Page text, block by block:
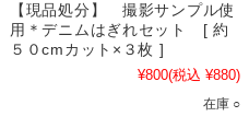
【現品処分】 撮影サンプル使
用＊デニムはぎれセット [ 約
５０cmカット×３枚 ]
¥800(税込 ¥880)
在庫 ○